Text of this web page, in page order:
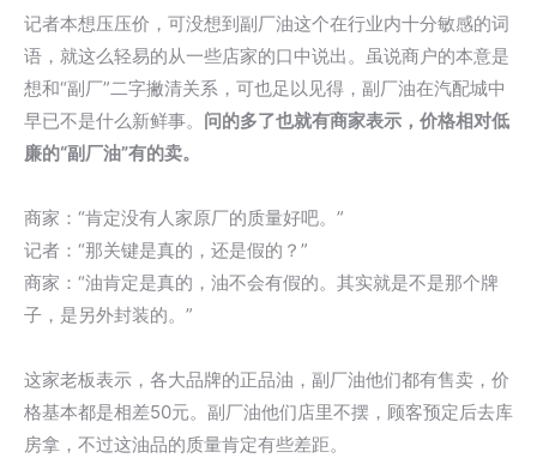
记者本想压压价，可没想到副厂油这个在行业内十分敏感的词
语，就这么轻易的从一些店家的口中说出。虽说商户的本意是
想和“副厂”二字撇清关系，可也足以见得，副厂油在汽配城中
早已不是什么新鲜事。 问的多了也就有商家表示，价格相对低
廉的“副厂油”有的卖。
商家：“肯定没有人家原厂的质量好吧。”
记者：“那关键是真的，还是假的？”
商家：“油肯定是真的，油不会有假的。其实就是不是那个牌
子，是另外封装的。”
这家老板表示，各大品牌的正品油，副厂油他们都有售卖，价
格基本都是相差50元。副厂油他们店里不摆，顾客预定后去库
房拿，不过这油品的质量肯定有些差距。